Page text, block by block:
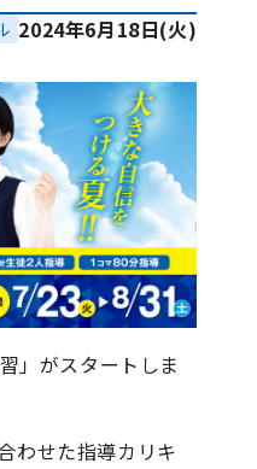
2024年6月18日(火)
」がスタートしま
わせた指導カリキ